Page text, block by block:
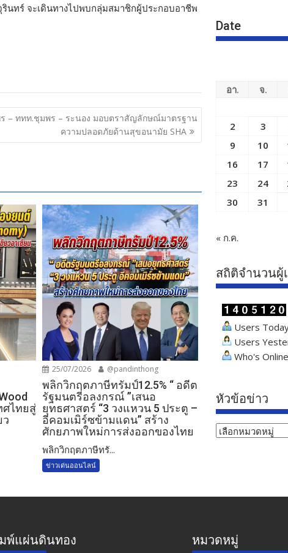
นทร์ จะเดินทางไปพบกลุ่มสมาชิกผู้ประกอบอาชีพ
– ททท.ชุมพร – ระนอง มอบตราสัญลักษณ์มาตรฐาน
ความปลอดภัยด้านสุขอนามัย SHA
ศไทยสู่
ว
25/07/2026 @pandinthong
พลิกวิกฤตภาษีทรัมป์12.5% “ อดีต
รัฐมนตรีอลงกรณ์ ”เสนอ
ยุทธศาสตร์ “3 วงแหวน 5 ประตู –
อีคอมเมิร์ซข้ามแดน” สร้าง
ศักยภาพใหม่การส่งออกของไทย
พลิกวิกฤตภาษีทรั...
ข่าวเด่นออนไลน์
Date
อา. จ.
2
3
9
10
16
17
23
24
30
31
« ก.ค.
สถิติจำนวนผู้
Users
Users
Who's
หัวข้อข่าว
หัวข้อ
พ์แผ่นดินทอง หมวดหมู่